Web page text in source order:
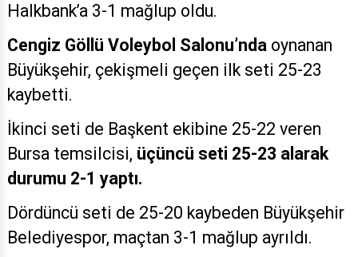
Halkbank’a 3-1 mağlup oldu.
Cengiz Göllü Voleybol Salonu’nda oynanan
Büyükşehir, çekişmeli geçen ilk seti 25-23
kaybetti.
İkinci seti de Başkent ekibine 25-22 veren
Bursa temsilcisi, üçüncü seti 25-23 alarak
durumu 2-1 yaptı.
Dördüncü seti de 25-20 kaybeden Büyükşehir
Belediyespor, maçtan 3-1 mağlup ayrıldı.